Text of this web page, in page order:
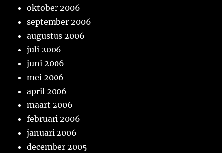
oktober 2006
september 2006
augustus 2006
juli 2006
juni 2006
mei 2006
april 2006
maart 2006
februari 2006
januari 2006
december 2005